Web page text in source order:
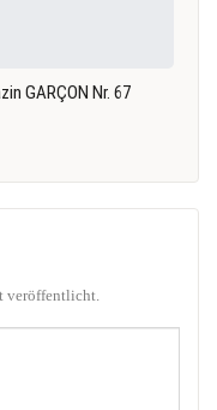
GARÇON Nr. 67
veröffentlicht.